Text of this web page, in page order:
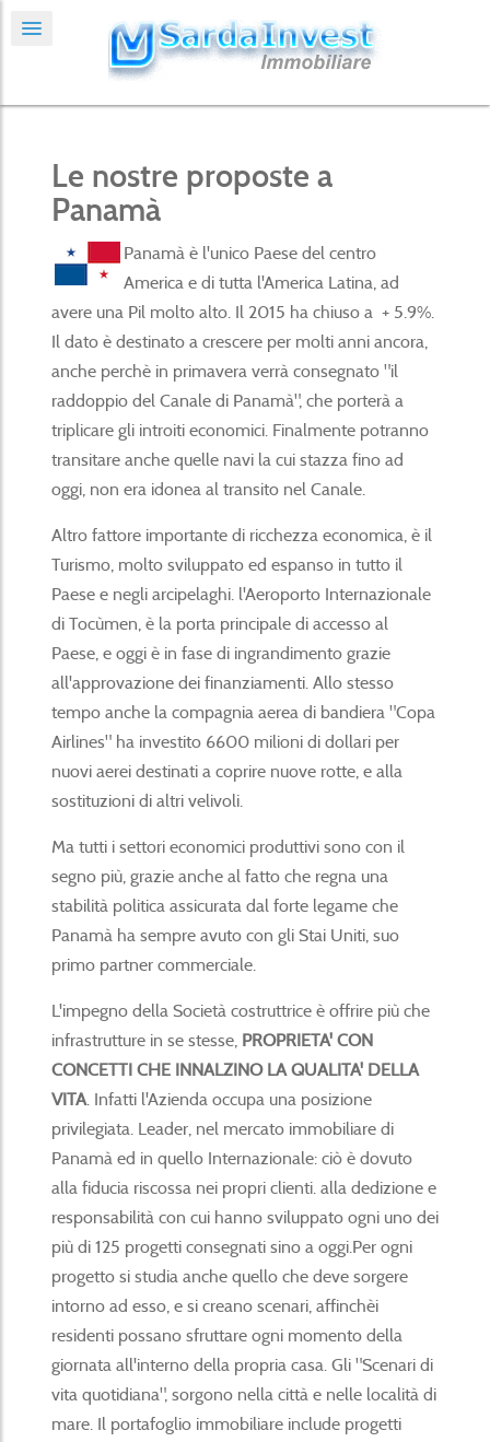
Le nostre proposte a
Panamà
Panamà è l'unico Paese del centro
America e di tutta l'America Latina, ad
avere una Pil molto alto. Il 2015 ha chiuso a + 5.9%.
Il dato è destinato a crescere per molti anni ancora,
anche perchè in primavera verrà consegnato "il
raddoppio del Canale di Panamà", che porterà a
triplicare gli introiti economici. Finalmente potranno
transitare anche quelle navi la cui stazza fino ad
oggi, non era idonea al transito nel Canale.
Altro fattore importante di ricchezza economica, è il
Turismo, molto sviluppato ed espanso in tutto il
Paese e negli arcipelaghi. l'Aeroporto Internazionale
di Tocùmen, è la porta principale di accesso al
Paese, e oggi è in fase di ingrandimento grazie
all'approvazione dei finanziamenti. Allo stesso
tempo anche la compagnia aerea di bandiera "Copa
Airlines" ha investito 6600 milioni di dollari per
nuovi aerei destinati a coprire nuove rotte, e alla
sostituzioni di altri velivoli.
Ma tutti i settori economici produttivi sono con il
segno più, grazie anche al fatto che regna una
stabilità politica assicurata dal forte legame che
Panamà ha sempre avuto con gli Stai Uniti, suo
primo partner commerciale.
L'impegno della Società costruttrice è offrire più che
infrastrutture in se stesse, PROPRIETA' CON
CONCETTI CHE INNALZINO LA QUALITA' DELLA
VITA. Infatti l'Azienda occupa una posizione
privilegiata. Leader, nel mercato immobiliare di
Panamà ed in quello Internazionale: ciò è dovuto
alla fiducia riscossa nei propri clienti. alla dedizione e
responsabilità con cui hanno sviluppato ogni uno dei
più di 125 progetti consegnati sino a oggi.Per ogni
progetto si studia anche quello che deve sorgere
intorno ad esso, e si creano scenari, affinchèi
residenti possano sfruttare ogni momento della
giornata all'interno della propria casa. Gli "Scenari di
vita quotidiana", sorgono nella città e nelle località di
mare. Il portafoglio immobiliare include progetti